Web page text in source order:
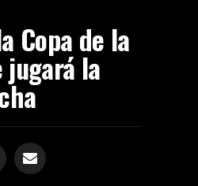
Copa de la
jugará la